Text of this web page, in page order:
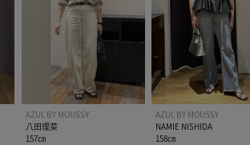
AZUL BY MOUSSY
八田理菜
157㎝
AZUL BY MOUSSY
NAMIE NISHIDA
158㎝